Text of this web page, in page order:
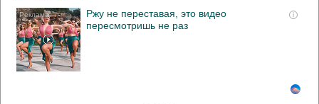
i
Ржу не переставая, это видео
пересмотришь не раз